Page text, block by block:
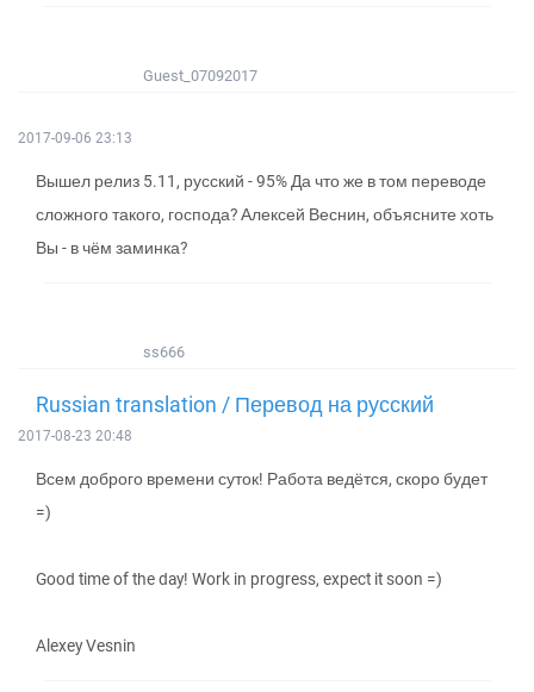
Guest_07092017
2017-09-06 23:13
Вышел релиз 5.11, русский - 95% Да что же в том переводе
сложного такого, господа? Алексей Веснин, объясните хоть
Вы - в чём заминка?
ss666
Russian translation / Перевод на русский
2017-08-23 20:48
Всем доброго времени суток! Работа ведётся, скоро будет
=)
Good time of the day! Work in progress, expect it soon =)
Alexey Vesnin